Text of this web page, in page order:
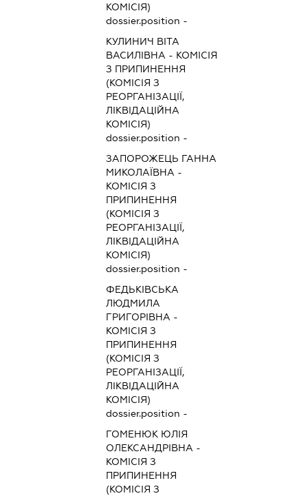
КОМІСІЯ)
dossier.position -
КУЛИНИЧ ВІТА
ВАСИЛІВНА - КОМІСІЯ
З ПРИПИНЕННЯ
(КОМІСІЯ З
РЕОРГАНІЗАЦІЇ,
ЛІКВІДАЦІЙНА
КОМІСІЯ)
dossier.position -
ЗАПОРОЖЕЦЬ ГАННА
МИКОЛАЇВНА -
КОМІСІЯ З
ПРИПИНЕННЯ
(КОМІСІЯ З
РЕОРГАНІЗАЦІЇ,
ЛІКВІДАЦІЙНА
КОМІСІЯ)
dossier.position -
ФЕДЬКІВСЬКА
ЛЮДМИЛА
ГРИГОРІВНА -
КОМІСІЯ З
ПРИПИНЕННЯ
(КОМІСІЯ З
РЕОРГАНІЗАЦІЇ,
ЛІКВІДАЦІЙНА
КОМІСІЯ)
dossier.position -
ГОМЕНЮК ЮЛІЯ
ОЛЕКСАНДРІВНА -
КОМІСІЯ З
ПРИПИНЕННЯ
(КОМІСІЯ З